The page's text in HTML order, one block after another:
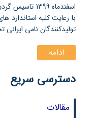
اسفندماه
با رعایت کلیه استاندارد
تولیدکنندگان نامی
ادامه
دسترسی سریع
مقالات